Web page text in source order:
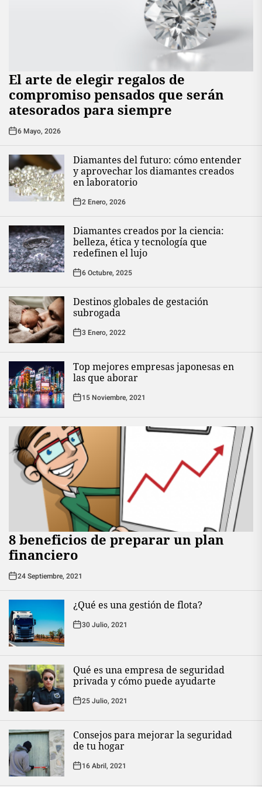
El arte de elegir regalos de
compromiso pensados que serán
atesorados para siempre
6 Mayo, 2026
Diamantes del futuro: cómo entender
y aprovechar los diamantes creados
en laboratorio
2 Enero, 2026
Diamantes creados por la ciencia:
belleza, ética y tecnología que
redefinen el lujo
6 Octubre, 2025
Destinos globales de gestación
subrogada
3 Enero, 2022
Top mejores empresas japonesas en
las que aborar
15 Noviembre, 2021
8 beneficios de preparar un plan
financiero
24 Septiembre, 2021
¿Qué es una gestión de flota?
30 Julio, 2021
Qué es una empresa de seguridad
privada y cómo puede ayudarte
25 Julio, 2021
Consejos para mejorar la seguridad
de tu hogar
16 Abril, 2021